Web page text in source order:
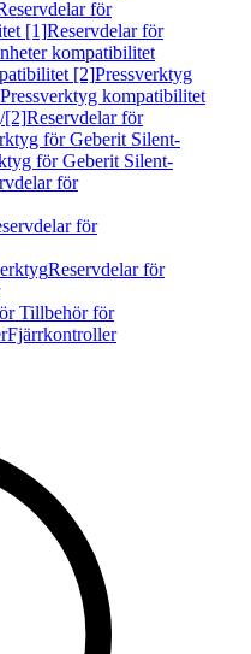
för
[1]Reservdelar för
kompatibilitet
[2]Pressverktyg
kompatibilitet
[2]Reservdelar för
för Geberit Silent-
för Geberit Silent-
för
för
Reservdelar för
Tillbehör för
Fjärrkontroller